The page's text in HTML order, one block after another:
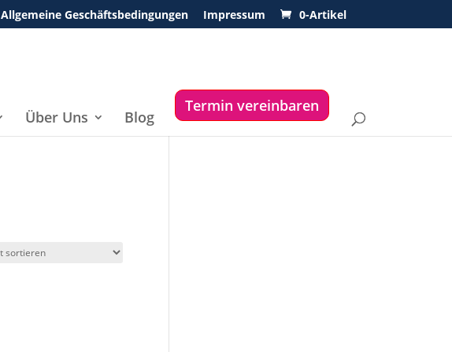
Allgemeine Geschäftsbedingungen Impressum 0-Artikel
Über Uns Blog
Termin vereinbaren